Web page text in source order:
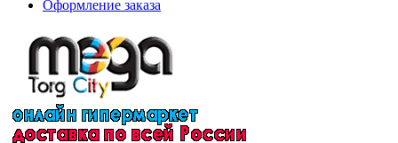
Оформление заказа